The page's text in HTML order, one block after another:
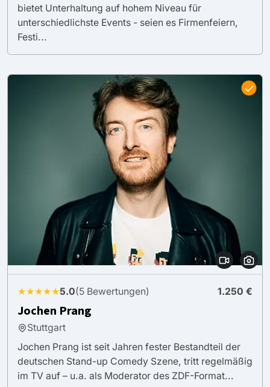
bietet Unterhaltung auf hohem Niveau für
unterschiedlichste Events - seien es Firmenfeiern,
Festi...
★★★★★5.0(5 Bewertungen) 1.250 €
Jochen Prang
Stuttgart
Jochen Prang ist seit Jahren fester Bestandteil der
deutschen Stand-up Comedy Szene, tritt regelmäßig
im TV auf – u.a. als Moderator des ZDF-Format...